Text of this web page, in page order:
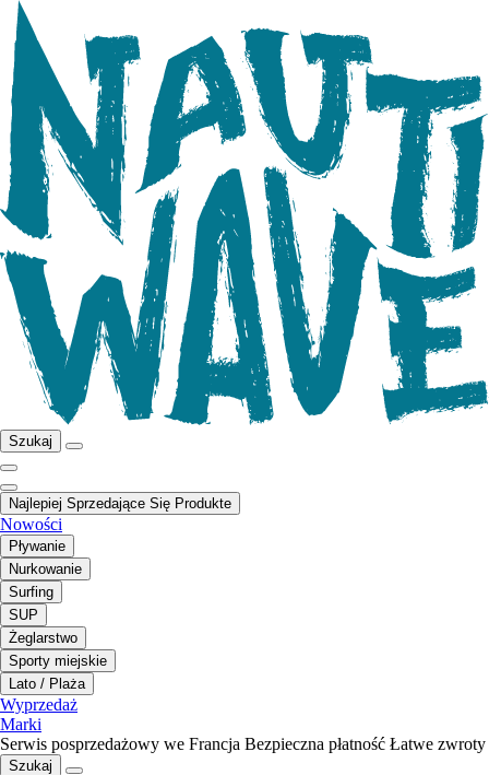
Szukaj
Najlepiej Sprzedające Się Produkte
Nowości
Pływanie
Nurkowanie
Surfing
SUP
Żeglarstwo
Sporty miejskie
Lato / Plaża
Wyprzedaż
Marki
Serwis posprzedażowy we Francja Bezpieczna płatność Łatwe zwroty
Szukaj